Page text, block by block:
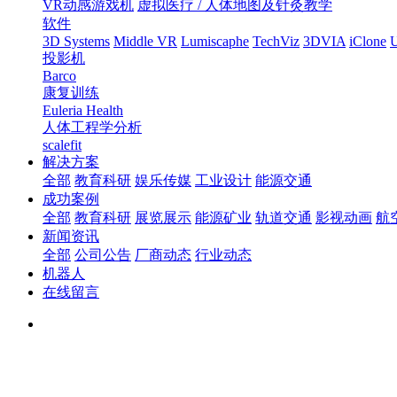
VR动感游戏机 虚拟医疗 / 人体地图及针灸教学
软件
3D Systems Middle VR Lumiscaphe TechViz 3DVIA iClone
投影机
Barco
康复训练
Euleria Health
人体工程学分析
scalefit
解决方案
全部 教育科研 娱乐传媒 工业设计 能源交通
成功案例
全部 教育科研 展览展示 能源矿业 轨道交通 影视动画 航
新闻资讯
全部 公司公告 厂商动态 行业动态
机器人
在线留言